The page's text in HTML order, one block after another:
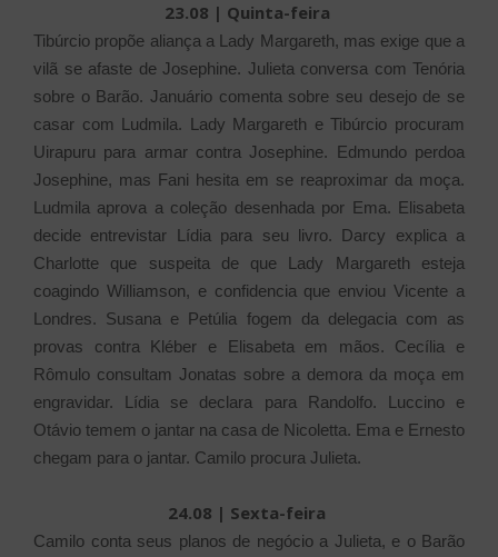
23.08 | Quinta-feira
Tibúrcio propõe aliança a Lady Margareth, mas exige que a
vilã se afaste de Josephine. Julieta conversa com Tenória
sobre o Barão. Januário comenta sobre seu desejo de se
casar com Ludmila. Lady Margareth e Tibúrcio procuram
Uirapuru para armar contra Josephine. Edmundo perdoa
Josephine, mas Fani hesita em se reaproximar da moça.
Ludmila aprova a coleção desenhada por Ema. Elisabeta
decide entrevistar Lídia para seu livro. Darcy explica a
Charlotte que suspeita de que Lady Margareth esteja
coagindo Williamson, e confidencia que enviou Vicente a
Londres. Susana e Petúlia fogem da delegacia com as
provas contra Kléber e Elisabeta em mãos. Cecília e
Rômulo consultam Jonatas sobre a demora da moça em
engravidar. Lídia se declara para Randolfo. Luccino e
Otávio temem o jantar na casa de Nicoletta. Ema e Ernesto
chegam para o jantar. Camilo procura Julieta.
24.08 | Sexta-feira
Camilo conta seus planos de negócio a Julieta, e o Barão